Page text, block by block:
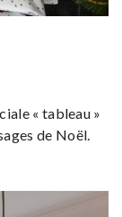
« tableau »
de Noël.